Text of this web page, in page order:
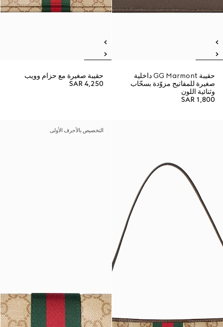
حقيبة GG Marmont داخلية
صغيرة للمفاتيح مزوّدة بسحّاب
وثنائية اللون
SAR 1,800
حقيبة صغيرة مع حزام وويب
SAR 4,250
التخصيص بالأحرف الأولى